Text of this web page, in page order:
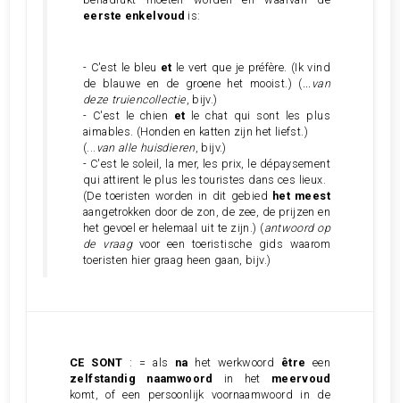
eerste enkelvoud is:
- C'est le bleu et le vert que je préfère. (Ik vind
de blauwe en de groene het mooist.) (...van
deze truiencollectie, bijv.)
- C'est le chien et le chat qui sont les plus
aimables. (Honden en katten zijn het liefst.)
(... van alle huisdieren, bijv.)
- C'est le soleil, la mer, les prix, le dépaysement
qui attirent le plus les touristes dans ces lieux.
(De toeristen worden in dit gebied het meest
aangetrokken door de zon, de zee, de prijzen en
het gevoel er helemaal uit te zijn.) (antwoord op
de vraag voor een toeristische gids waarom
toeristen hier graag heen gaan, bijv.)
CE SONT : = als na het werkwoord être een
zelfstandig naamwoord
in het meervoud
komt, of een persoonlijk voornaamwoord in de